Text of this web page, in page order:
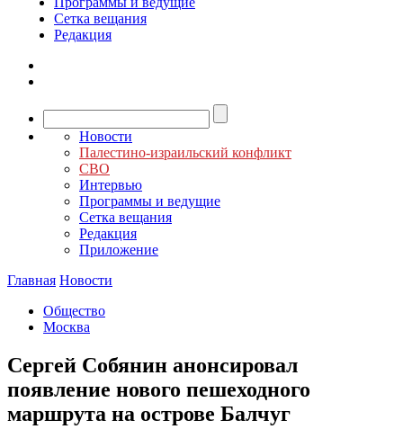
Сетка вещания
Редакция
Новости
Палестино-израильский конфликт
СВО
Интервью
Программы и ведущие
Сетка вещания
Редакция
Приложение
Главная Новости
Общество
Москва
Сергей Собянин анонсировал
появление нового пешеходного
маршрута на острове Балчуг